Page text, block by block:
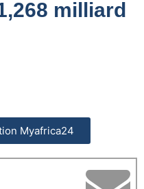
milliard
Myafrica24